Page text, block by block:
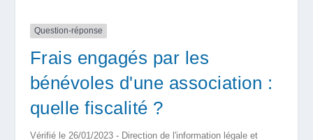
Question-réponse
Frais engagés par les
bénévoles d'une association :
quelle fiscalité ?
Vérifié le 26/01/2023 - Direction de l'information légale et